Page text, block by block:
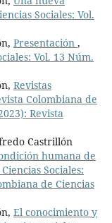
Sociales: Vol.
Presentación ,
Vol. 13 Núm.
Revistas
Colombiana de
Revista
Castrillón
humana de
Sociales:
de Ciencias
El conocimiento y